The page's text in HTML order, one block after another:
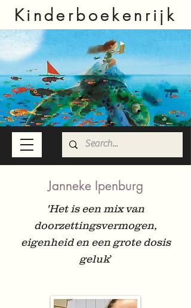
Kinderboekenrijk
Janneke Ipenburg
'Het is een mix van
doorzettingsvermogen,
eigenheid en een grote dosis
geluk’